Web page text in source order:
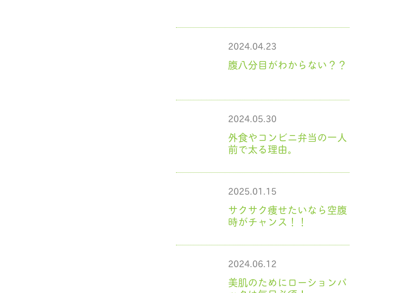
2024.04.23
腹八分目がわからない？？
2024.05.30
外食やコンビニ弁当の一人
前で太る理由。
2025.01.15
サクサク痩せたいなら空腹
時がチャンス！！
2024.06.12
美肌のためにローションパ